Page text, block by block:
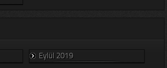
Eylül 2019